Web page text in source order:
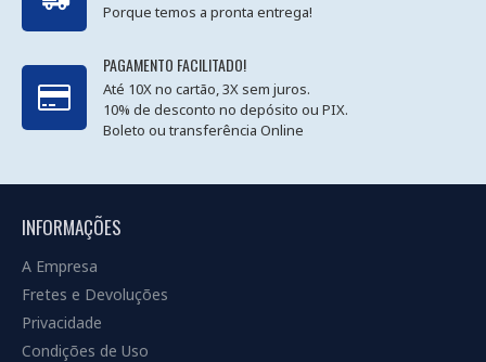
Porque temos a pronta entrega!
PAGAMENTO FACILITADO!
Até 10X no cartão, 3X sem juros.
10% de desconto no depósito ou PIX.
Boleto ou transferência Online
INFORMAÇÕES
A Empresa
Fretes e Devoluções
Privacidade
Condições de Uso